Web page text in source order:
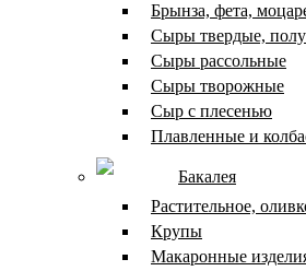
Брынза, фета,
Сыры твердые,
Сыры рассольные
Сыры творожные
Сыр с плесенью
Плавленные и
Бакалея
Растительное,
Крупы
Макаронные